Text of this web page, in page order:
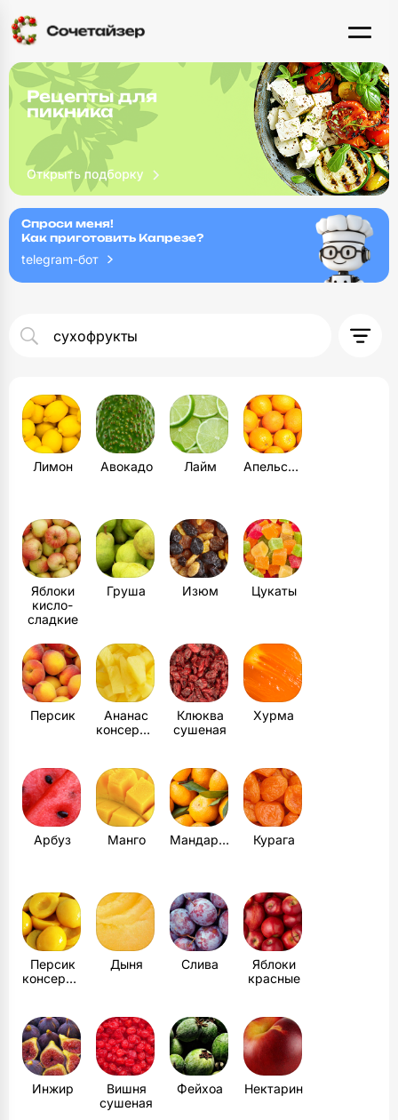
Рецепты для
пикника
Спроси меня!
Как приготовить Капрезе?
telegram-бот
Лимон Авокадо Лайм Апельсины
Яблоки
кисло-
сладкие
Груша Изюм Цукаты
Персик
Ананас
консервированный
Клюква
сушеная
Хурма
Арбуз Манго Мандарин Курага
Персик
консервированный
Дыня Слива
Яблоки
красные
Инжир
Вишня
сушеная
Фейхоа Нектарин